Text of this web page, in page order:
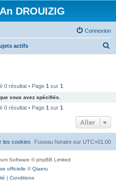
DROUIZIG
Connexion
actifs
c
e
0 résultat • Page 1 sur 1
vous avez spécifiés.
0 résultat • Page 1 sur 1
Aller
Fuseau horaire sur UTC+01:00
les cookies
Software © phpBB Limited
officielle ©Qiaeru
| Conditions